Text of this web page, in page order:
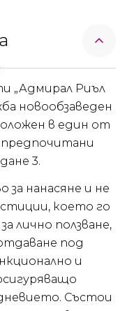
„Адмирал Риъл
новообзаведен
в един от
предпочитани
3.
нанасяне и не
което го
лично ползване,
под
и
Състои